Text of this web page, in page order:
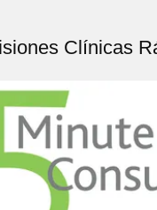
Clínicas